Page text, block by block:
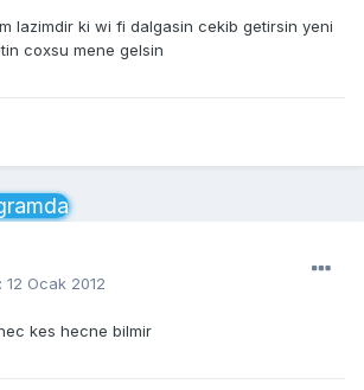
lazimdir ki wi fi dalgasin cekib getirsin yeni
coxsu mene gelsin
12 Ocak 2012
kes hecne bilmir